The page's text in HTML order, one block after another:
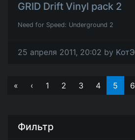
GRID Drift Vinyl pack 2
Need for Speed: Underground 2
25 апреля 2011, 20:02 by KотЭ
« ‹ 1 2 3 4 5 6
Фильтр